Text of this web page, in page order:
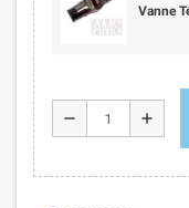
Vanne
remove add